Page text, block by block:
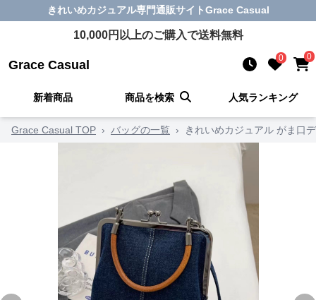
きれいめカジュアル専門通販サイトGrace Casual
10,000円以上のご購入で送料無料
Grace Casual 0 0
新着商品 商品を検索 人気ランキング
Grace Casual TOP › バッグの一覧 › きれいめカジュアル がま口